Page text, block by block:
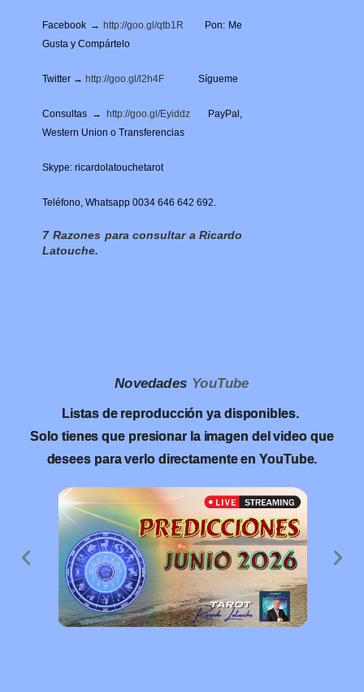
Facebook → http://goo.gl/qtb1R Pon: Me
Gusta y Compártelo
Twitter → http://goo.gl/l2h4F Sígueme
Consultas → http://goo.gl/EyiddzPayPal,
Western Union o Transferencias
Skype: ricardolatouchetarot
Teléfono, Whatsapp 0034 646 642 692.
7 Razones para consultar a Ricardo
Latouche.
Novedades YouTube
Listas de reproducción ya disponibles.
Solo tienes que presionar la imagen del video que
desees para verlo directamente en YouTube.